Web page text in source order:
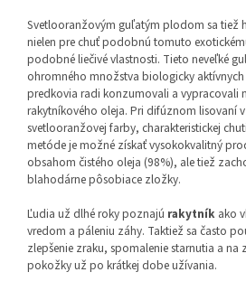
Svetlooranžovým guľatým plodom sa tiež
nielen pre chuť podobnú tomuto
podobné liečivé vlastnosti. Tieto neveľké
ohromného množstva biologicky
predkovia radi konzumovali a vypracovali
rakytníkového oleja. Pri difúznom lisovaní
svetlooranžovej farby, charakteristickej
metóde je možné získať vysokokvalitný
obsahom čistého oleja (98%), ale tiež
blahodárne pôsobiace zložky.
Ľudia už dlhé roky poznajú rakytník ako
vredom a páleniu záhy. Taktiež sa často
zlepšenie zraku, spomalenie starnutia a na
pokožky už po krátkej dobe užívania.